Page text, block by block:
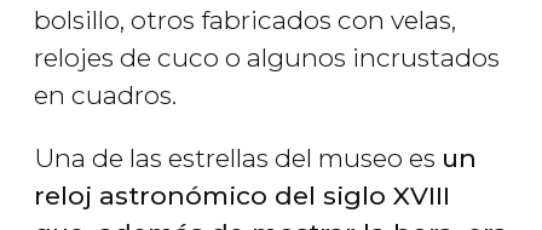
bolsillo, otros fabricados con velas,
relojes de cuco o algunos incrustados
en cuadros.
Una de las estrellas del museo es un
reloj astronómico del siglo XVIII